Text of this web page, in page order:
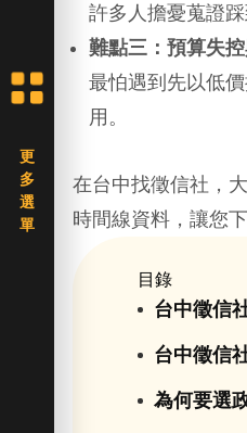
許多人擔憂蒐證
難點三：預算失
最怕遇到先以低
用。
在台中找徵信社，
時間線資料，讓您
目錄
台中徵信
台中徵信
為何要選